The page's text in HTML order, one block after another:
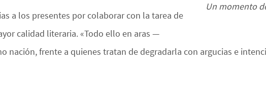
Un momento
a los presentes por colaborar con la tarea de
calidad literaria. «Todo ello en aras —
frente a quienes tratan de degradarla con argucias e